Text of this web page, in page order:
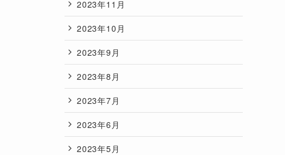
2023年11月
2023年10月
2023年9月
2023年8月
2023年7月
2023年6月
2023年5月